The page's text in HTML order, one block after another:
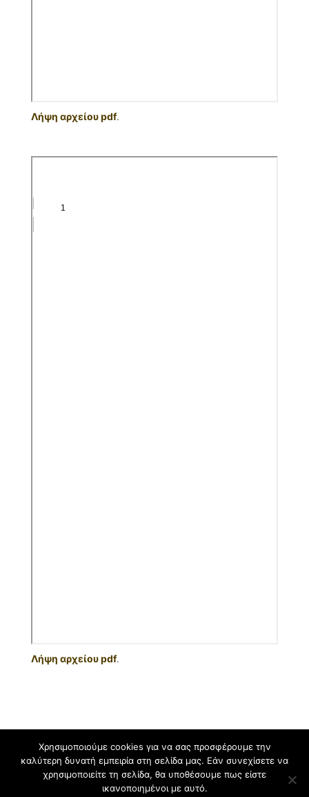
Λήψη αρχείου pdf.
Λήψη αρχείου pdf.
Φιλοξενείται στο https://blogs.sch.gr
. Θέμα εμφάνισης Flat-sch.
Βασισμένο στοFlat
Χρησιμοποιούμε cookies για να σας προσφέρουμε την
καλύτερη δυνατή εμπειρία στη σελίδα μας. Εάν συνεχίσετε να
χρησιμοποιείτε τη σελίδα, θα υποθέσουμε πως είστε
ικανοποιημένοι με αυτό.